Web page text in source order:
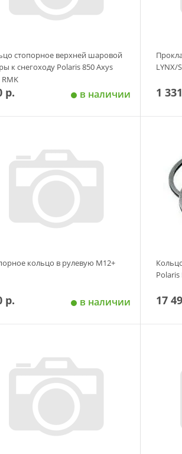
стопорное верхней шаровой
к снегоходу Polaris 850 Axys
RMK
р. в наличии
LYNX/
1
кольцо в рулевую М12+
р. в наличии
Polaris
17